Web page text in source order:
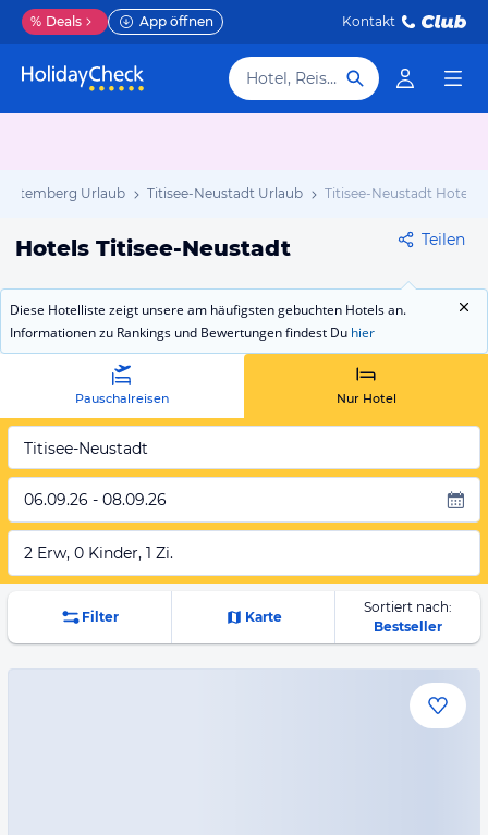
% Deals App öffnen Kontakt
Hotel, Reiseziel
Urlaub Titisee-Neustadt Urlaub Titisee-Neustadt Hotels
Hotels Titisee-Neustadt Teilen
Diese Hotelliste zeigt unsere am häufigsten gebuchten Hotels an.
Informationen zu Rankings und Bewertungen findest Du hier
Pauschalreisen Nur Hotel
Titisee-Neustadt
06.09.26 - 08.09.26
2 Erw, 0 Kinder, 1 Zi.
Filter Karte
Sortiert nach:
Bestseller